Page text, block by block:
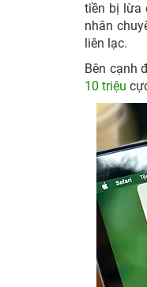
tiền bị lừa
nhân
liên lạc.
Bên cạnh
10 triệu